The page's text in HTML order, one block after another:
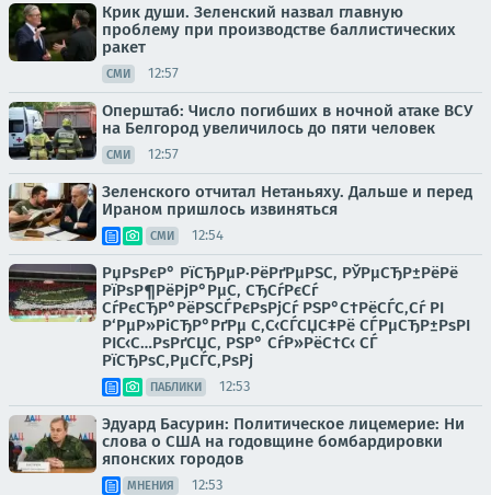
Крик души. Зеленский назвал главную
проблему при производстве баллистических
ракет
СМИ 12:57
Оперштаб: Число погибших в ночной атаке ВСУ
на Белгород увеличилось до пяти человек
СМИ 12:57
Зеленского отчитал Нетаньяху. Дальше и перед
Ираном пришлось извиняться
СМИ 12:54
РџРѕРєР° РїСЂРµР·РёРґРµРЅС‚ РЎРµСЂР±РёРё
РїРѕР¶РёРјР°РµС‚ СЂСѓРєСѓ
СѓРєСЂР°РёРЅСЃРєРѕРјСѓ РЅР°С†РёСЃС‚Сѓ РІ
Р‘РµР»РіСЂР°РґРµ С‚С‹СЃСЏС‡Рё СЃРµСЂР±РѕРІ
РІС‹С…РѕРґСЏС‚ РЅР° СѓР»РёС†С‹ СЃ
РїСЂРѕС‚РµСЃС‚РѕРј
ПАБЛИКИ 12:53
Эдуард Басурин: Политическое лицемерие: Ни
слова о США на годовщине бомбардировки
японских городов
МНЕНИЯ 12:53